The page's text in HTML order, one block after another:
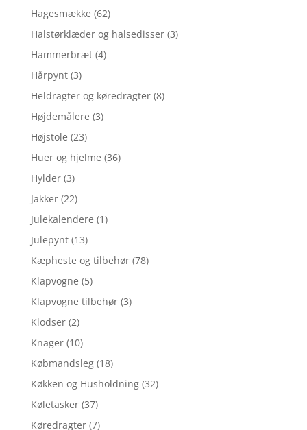
Hagesmække (62)
Halstørklæder og halsedisser (3)
Hammerbræt (4)
Hårpynt (3)
Heldragter og køredragter (8)
Højdemålere (3)
Højstole (23)
Huer og hjelme (36)
Hylder (3)
Jakker (22)
Julekalendere (1)
Julepynt (13)
Kæpheste og tilbehør (78)
Klapvogne (5)
Klapvogne tilbehør (3)
Klodser (2)
Knager (10)
Købmandsleg (18)
Køkken og Husholdning (32)
Køletasker (37)
Køredragter (7)